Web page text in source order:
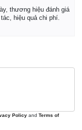
thương hiệu đánh giá
hiệu quả chi phí.
Policy and Terms of